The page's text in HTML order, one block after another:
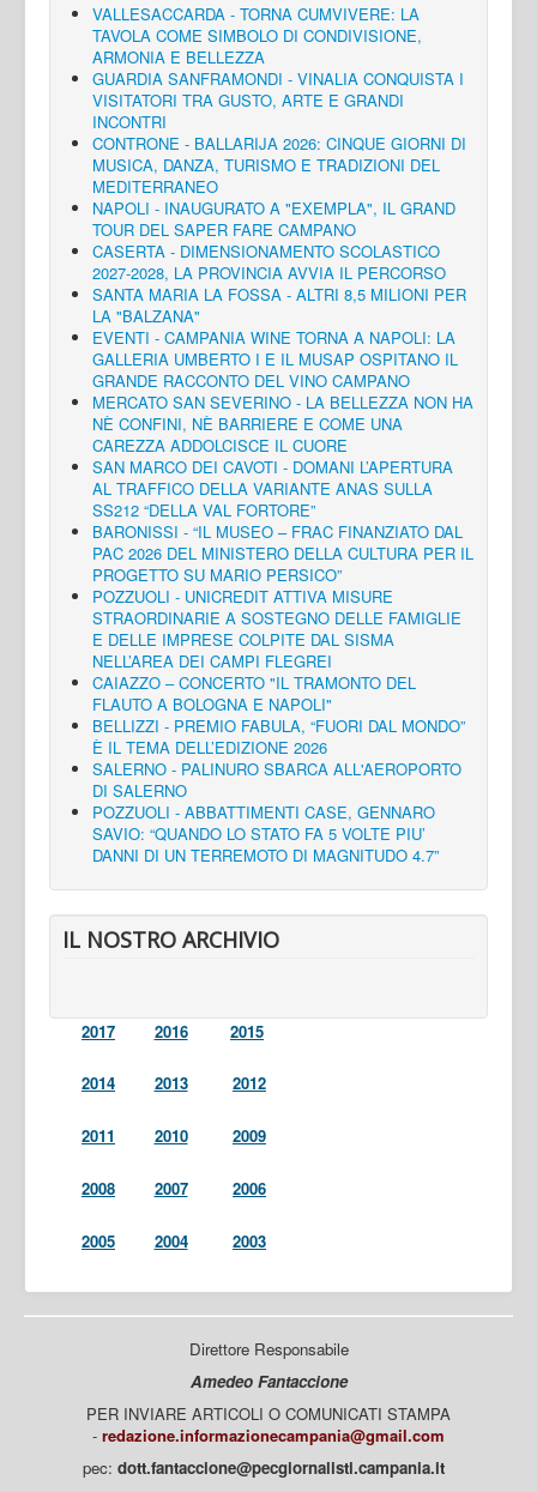
VALLESACCARDA - TORNA CUMVIVERE: LA
TAVOLA COME SIMBOLO DI CONDIVISIONE,
ARMONIA E BELLEZZA
GUARDIA SANFRAMONDI - VINALIA CONQUISTA I
VISITATORI TRA GUSTO, ARTE E GRANDI
INCONTRI
CONTRONE - BALLARIJA 2026: CINQUE GIORNI DI
MUSICA, DANZA, TURISMO E TRADIZIONI DEL
MEDITERRANEO
NAPOLI - INAUGURATO A "EXEMPLA", IL GRAND
TOUR DEL SAPER FARE CAMPANO
CASERTA - DIMENSIONAMENTO SCOLASTICO
2027-2028, LA PROVINCIA AVVIA IL PERCORSO
SANTA MARIA LA FOSSA - ALTRI 8,5 MILIONI PER
LA "BALZANA"
EVENTI - CAMPANIA WINE TORNA A NAPOLI: LA
GALLERIA UMBERTO I E IL MUSAP OSPITANO IL
GRANDE RACCONTO DEL VINO CAMPANO
MERCATO SAN SEVERINO - LA BELLEZZA NON HA
NÈ CONFINI, NÈ BARRIERE E COME UNA
CAREZZA ADDOLCISCE IL CUORE
SAN MARCO DEI CAVOTI - DOMANI L’APERTURA
AL TRAFFICO DELLA VARIANTE ANAS SULLA
SS212 “DELLA VAL FORTORE”
BARONISSI - “IL MUSEO – FRAC FINANZIATO DAL
PAC 2026 DEL MINISTERO DELLA CULTURA PER IL
PROGETTO SU MARIO PERSICO”
POZZUOLI - UNICREDIT ATTIVA MISURE
STRAORDINARIE A SOSTEGNO DELLE FAMIGLIE
E DELLE IMPRESE COLPITE DAL SISMA
NELL’AREA DEI CAMPI FLEGREI
CAIAZZO – CONCERTO "IL TRAMONTO DEL
FLAUTO A BOLOGNA E NAPOLI"
BELLIZZI - PREMIO FABULA, “FUORI DAL MONDO”
È IL TEMA DELL’EDIZIONE 2026
SALERNO - PALINURO SBARCA ALL'AEROPORTO
DI SALERNO
POZZUOLI - ABBATTIMENTI CASE, GENNARO
SAVIO: “QUANDO LO STATO FA 5 VOLTE PIU’
DANNI DI UN TERREMOTO DI MAGNITUDO 4.7”
IL NOSTRO ARCHIVIO
2017 2016 2015
2014 2013 2012
2011 2010 2009
2008 2007 2006
2005 2004 2003
Direttore Responsabile
Amedeo Fantaccione
PER INVIARE ARTICOLI O COMUNICATI STAMPA
- redazione.informazionecampania@gmail.com
pec: dott.fantaccione@pecgiornalisti.campania.it